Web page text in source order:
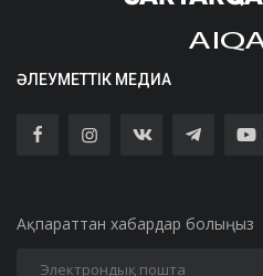
ӘЛЕУМЕТТІК МЕДИА
Ақпараттан хабардар болыңыз